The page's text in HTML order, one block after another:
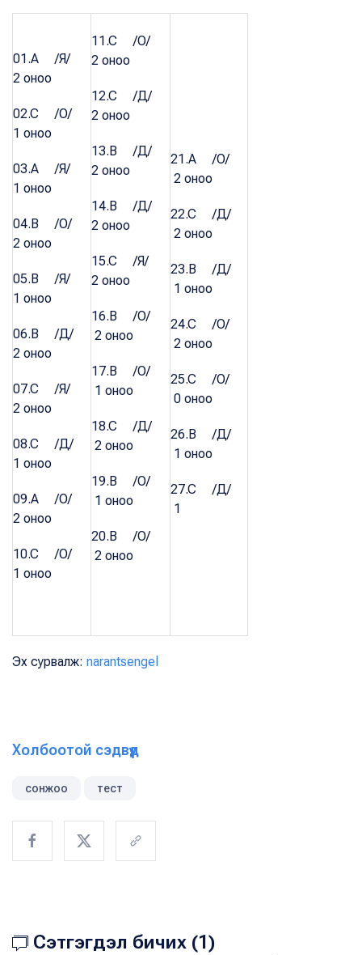
01.A /Я/
2 оноо
02.C /О/
1 оноо
03.A /Я/
1 оноо
04.B /О/
2 оноо
05.B /Я/
1 оноо
06.B /Д/
2 оноо
07.C /Я/
2 оноо
08.C /Д/
1 оноо
09.A /О/
2 оноо
10.C /О/
1 оноо
11.C /О/
2 оноо
12.C /Д/
2 оноо
13.B /Д/
2 оноо
14.B /Д/
2 оноо
15.C /Я/
2 оноо
16.B /О/
2 оноо
17.B /О/
1 оноо
18.C /Д/
2 оноо
19.B /О/
1 оноо
20.B /О/
2 оноо
21.A /О/
2 оноо
22.C /Д/
2 оноо
23.B /Д/
1 оноо
24.C /О/
2 оноо
25.C /О/
0 оноо
26.B /Д/
1 оноо
27.C /Д/
1
Эх сурвалж: narantsengel
Холбоотой сэдвүүд
сонжоо тест
Сэтгэгдэл бичих (1)